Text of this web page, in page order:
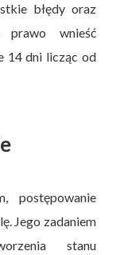
błędy oraz
prawo wnieść
14 dni licząc od
postępowanie
Jego zadaniem
stanu